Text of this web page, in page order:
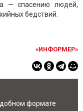
— спасению людей,
бедствий.
«ИНФОРМЕР»
формате